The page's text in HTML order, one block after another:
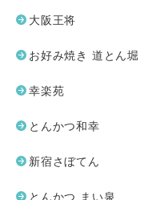
大阪王将
お好み焼き 道とん堀
幸楽苑
とんかつ和幸
新宿さぼてん
とんかつ まい泉